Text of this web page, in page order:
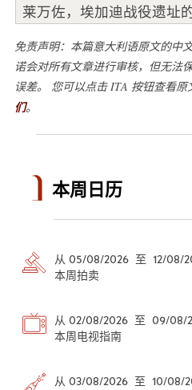
莱万佐，埃加迪战役遗址
免责声明：本篇意大利语原文的中
诺会对所有文章进行审核，但无法
误差。 您可以点击 ITA 按钮查看原
们。
本周日历
从 05/08/2026 至 12/08/
本周拍卖
从 02/08/2026 至 09/08/
本周电视指南
从 03/08/2026 至 10/08/